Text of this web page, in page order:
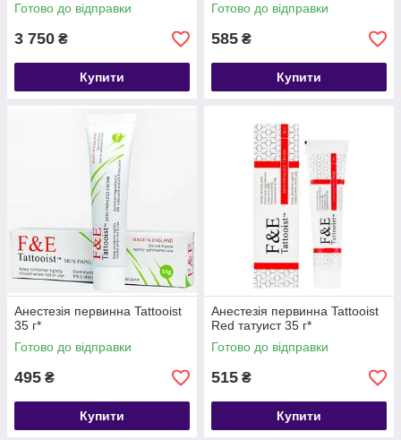
Готово до відправки
3 750 ₴
Купити
Готово до відправки
585 ₴
Купити
Анестезія первинна Tattooist
35 г*
Готово до відправки
495 ₴
Купити
Анестезія первинна Tattooist
Red татуист 35 г*
Готово до відправки
515 ₴
Купити